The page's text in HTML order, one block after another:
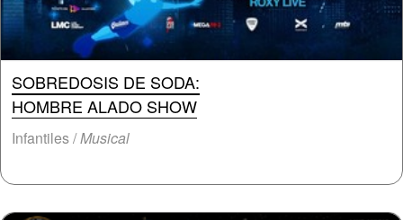
SOBREDOSIS DE SODA:
HOMBRE ALADO SHOW
Infantiles /Musical